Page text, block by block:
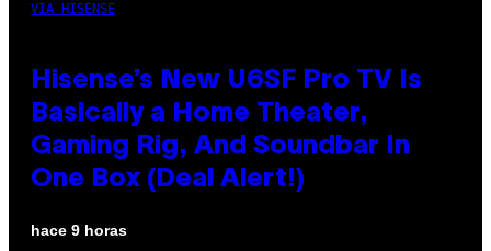
VIA HISENSE
Hisense’s New U6SF Pro TV Is
Basically a Home Theater,
Gaming Rig, And Soundbar In
One Box (Deal Alert!)
hace 9 horas